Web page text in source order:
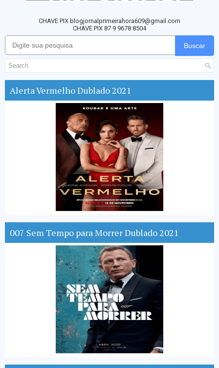
CHAVE PIX blogjornalprimeirahora609@gmail.com
CHAVE PIX 87 9 9678 8504
Buscar
Alerta Vermelho Dublado 2021
007 Sem Tempo para Morrer Dublado 2021